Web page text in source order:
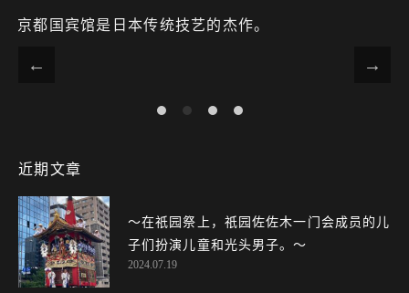
京都国宾馆是日本传统技艺的杰作。
近期文章
〜在祇园祭上，祇园佐佐木一门会成员的儿
子们扮演儿童和光头男子。～
2024.07.19